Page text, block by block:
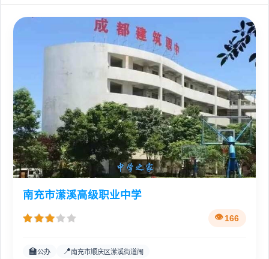
南充市潆溪高级职业中学
166
🏫公办 📍南充市顺庆区潆溪街道闹